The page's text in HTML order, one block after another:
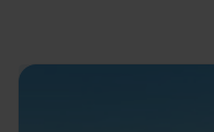
door te nemen.
Entertainment &